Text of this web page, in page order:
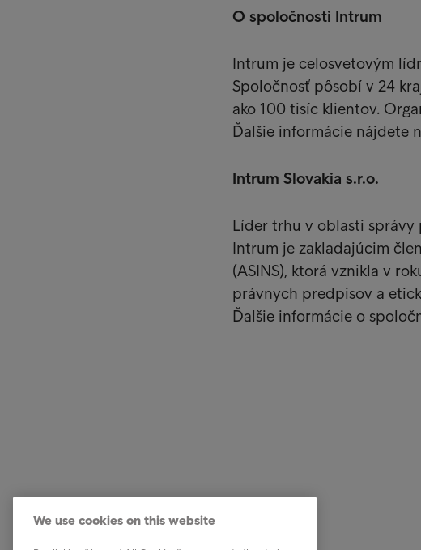
O spoločnosti Intrum
Intrum je celosvetovým
Spoločnosť pôsobí v 24
ako 100 tisíc klientov.
Ďalšie informácie nájdete
Intrum Slovakia s.r.o.
Líder trhu v oblasti správy
Intrum je zakladajúcim
(ASINS), ktorá vznikla v
právnych predpisov a
Ďalšie informácie o
Služby
We use cookies on this website